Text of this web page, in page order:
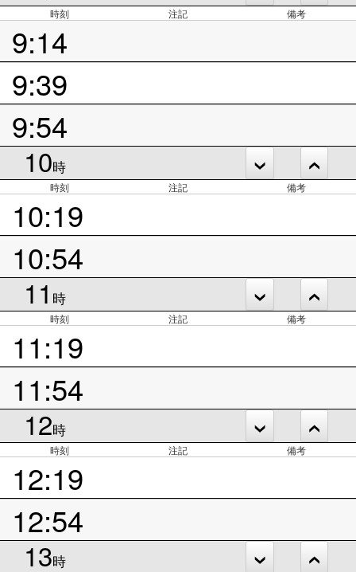
時刻 注記 備考
9:14
9:39
9:54
10時
時刻 注記 備考
10:19
10:54
11 時
時刻 注記 備考
11:19
11:54
12時
時刻 注記 備考
12:19
12:54
13時